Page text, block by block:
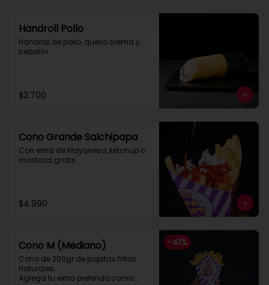
Handroll Pollo
Handroll de pollo, queso crema y
cebollín.
$2.700
Cono Grande Salchipapa
Con extra de Mayonesa, ketchup o
mostaza gratis
$4.990
-41%
Cono M (Mediano)
Cono de 200gr de papitas fritas
naturales.
Agrega tu extra preferido como